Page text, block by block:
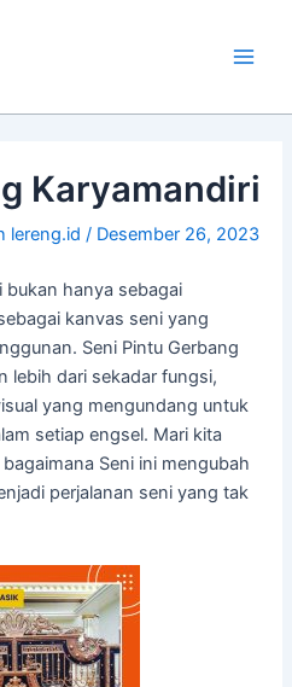
Karyamandiri
lereng.id/ Desember 26, 2023
bukan hanya sebagai
kanvas seni yang
Seni Pintu Gerbang
lebih dari sekadar fungsi,
yang mengundang untuk
setiap engsel. Mari kita
Seni ini mengubah
perjalanan seni yang tak